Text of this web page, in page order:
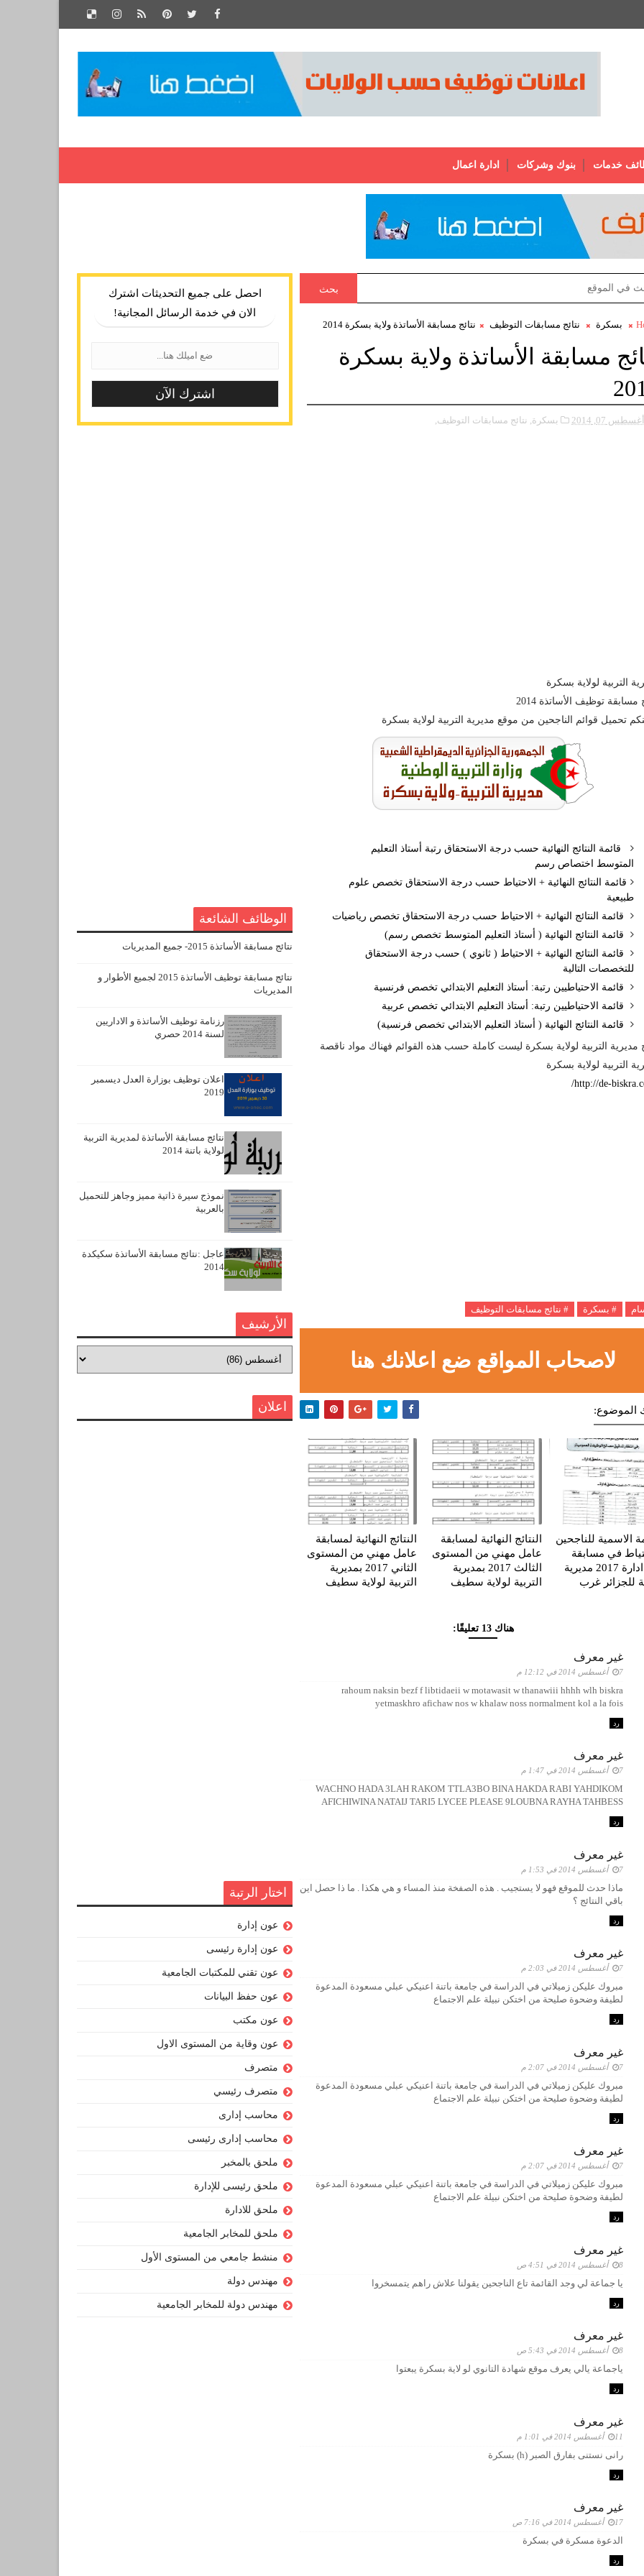
خدمات بنوك وشركات ادارة اعمال
بحث
بسكرة نتائج مسابقات التوظيف نتائج مسابقة الأساتذة ولاية بسكرة 2014
مسابقة الأساتذة ولاية بسكرة
أغسطس 07, 2014 بسكرة, نتائج مسابقات التوظيف,
التربية لولاية بسكرة
مسابقة توظيف الأساتذة 2014
تحميل قوائم الناجحين من موقع مديرية التربية لولاية بسكرة
قائمة النتائج النهائية حسب درجة الاستحقاق رتبة أستاذ التعليم
المتوسط اختصاص رسم
قائمة النتائج النهائية + الاحتياط حسب درجة الاستحقاق تخصص علوم
طبيعية
قائمة النتائج النهائية + الاحتياط حسب درجة الاستحقاق تخصص رياضيات
قائمة النتائج النهائية ( أستاذ التعليم المتوسط تخصص رسم)
قائمة النتائج النهائية + الاحتياط ( ثانوي ) حسب درجة الاستحقاق
للتخصصات التالية
قائمة الاحتياطيين رتبة: أستاذ التعليم الابتدائي تخصص فرنسية
قائمة الاحتياطيين رتبة: أستاذ التعليم الابتدائي تخصص عربية
قائمة النتائج النهائية ( أستاذ التعليم الابتدائي تخصص فرنسية)
مديرية التربية لولاية بسكرة ليست كاملة حسب هذه القوائم فهناك مواد ناقصة
التربية لولاية بسكرة
# بسكرة # نتائج مسابقات التوظيف
لاصحاب المواقع ضع اعلانك هنا
الموضوع:
الاسمية للناجحين
في مسابقة
عون ادارة 2017 مديرية
للجزائر غرب
النتائج النهائية لمسابقة
عامل مهني من المستوى
الثالث 2017 بمديرية
التربية لولاية سطيف
النتائج النهائية لمسابقة
عامل مهني من المستوى
الثاني 2017 بمديرية
التربية لولاية سطيف
هناك 13 تعليقًا:
غير معرف
7 أغسطس 2014 في 12:12 م
rahoum naksin bezf f libtidaeii w motawasit w thanawiii hhhh wlh biskra
yetmaskhro afichaw nos w khalaw noss normalment kol a la fois
رد
غير معرف
7 أغسطس 2014 في 1:47 م
WACHNO HADA 3LAH RAKOM TTLA3BO BINA HAKDA RABI YAHDIKOM
AFICHIWINA NATAIJ TARI5 LYCEE PLEASE 9LOUBNA RAYHA TAHBESS
رد
غير معرف
7 أغسطس 2014 في 1:53 م
ماذا حدث للموقع فهو ﻻ يستجيب . هذه الصفخة منذ المساء و هي هكذا . ما ذا حصل اين
باقي النتائج ؟
رد
غير معرف
7 أغسطس 2014 في 2:03 م
مبروك عليكن زميلاتي في الدراسة في جامعة باتنة اعنيكي عبلي مسعودة المدعوة
لطيفة وضحوة صليحة من اختكن نبيلة علم الاجتماع
رد
غير معرف
7 أغسطس 2014 في 2:07 م
مبروك عليكن زميلاتي في الدراسة في جامعة باتنة اعنيكي عبلي مسعودة المدعوة
لطيفة وضحوة صليحة من اختكن نبيلة علم الاجتماع
رد
غير معرف
7 أغسطس 2014 في 2:07 م
مبروك عليكن زميلاتي في الدراسة في جامعة باتنة اعنيكي عبلي مسعودة المدعوة
لطيفة وضحوة صليحة من اختكن نبيلة علم الاجتماع
رد
غير معرف
8 أغسطس 2014 في 4:51 ص
يا جماعة لي وجد القائمة تاع الناجحين يقولنا علاش راهم يتمسخروا
رد
غير معرف
8 أغسطس 2014 في 5:43 ص
ياجماعة يالي يعرف موقع شهادة التانوي لو لاية بسكرة يبعتوا
رد
غير معرف
11 أغسطس 2014 في 1:01 م
رانى نستنى بفارق الصبر (h) بسكرة
رد
غير معرف
17 أغسطس 2014 في 7:16 ص
الدعوة مسكرة في بسكرة
رد
احصل على جميع التحديثات اشترك
الان في خدمة الرسائل المجانية!
الوظائف الشائعة
نتائج مسابقة الأساتذة 2015- جميع المديريات
نتائج مسابقة توظيف الأساتذة 2015 لجميع الأطوار و
المديريات
رزنامة توظيف الأساتذة و الاداريين
لسنة 2014 حصري
اعلان توظيف بوزارة العدل ديسمبر
2019
نتائج مسابقة الأساتذة لمديرية التربية
لولاية باتنة 2014
نموذج سيرة ذاتية مميز وجاهز للتحميل
بالعربية
عاجل :نتائج مسابقة الأساتذة سكيكدة
2014
الأرشيف
اعلان
اختار الرتبة
عون إدارة
عون إدارة رئيسى
عون تقني للمكتبات الجامعية
عون حفظ البيانات
عون مكتب
عون وقاية من المستوى الاول
متصرف
متصرف رئيسي
محاسب إدارى
محاسب إدارى رئيسى
ملحق بالمخبر
ملحق رئيسى للإدارة
ملحق للادارة
ملحق للمخابر الجامعية
منشط جامعي من المستوى الأول
مهندس دولة
مهندس دولة للمخابر الجامعية